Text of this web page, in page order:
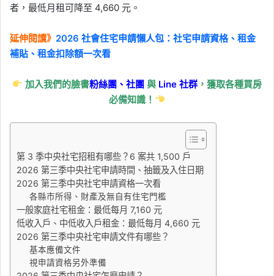
者，最低月租可降至 4,660 元。
延伸閱讀》 2026 社會住宅申請懶人包：社宅申請資格、租金
補貼、租金扣除額一次看
加入我們的臉書粉絲團、社團與 Line社群 ，獲取各種買房
必備知識！
第 3 季中央社宅招租有哪些？6 案共 1,500 戶
2026 第三季中央社宅申請時間、抽籤及入住日期
2026 第三季中央社宅申請資格一次看
各縣市所得、財產及無自有住宅門檻
一般家庭社宅租金：最低每月 7,160 元
低收入戶、中低收入戶租金：最低每月 4,660 元
2026 第三季中央社宅申請文件有哪些？
基本應備文件
視申請資格另外準備